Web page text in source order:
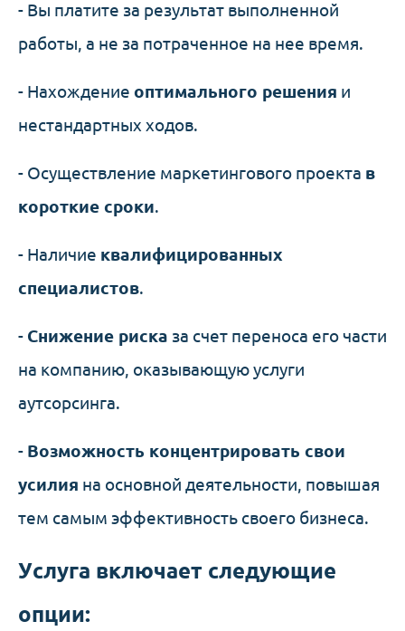
- Вы платите за результат выполненной
работы, а не за потраченное на нее время.
- Нахождение оптимального решения и
нестандартных ходов.
- Осуществление маркетингового проекта в
короткие сроки.
- Наличие квалифицированных
специалистов.
- Снижение риска за счет переноса его части
на компанию, оказывающую услуги
аутсорсинга.
- Возможность концентрировать свои
усилия на основной деятельности, повышая
тем самым эффективность своего бизнеса.
Услуга включает следующие
опции: